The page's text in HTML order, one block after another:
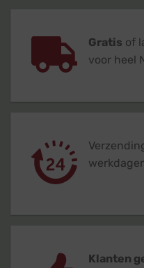
Gratis of
voor heel
Klanten